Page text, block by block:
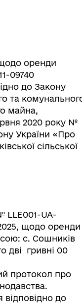
оренди
09740
до Закону
та
майна,
2020 року №
України «Про
сільської
LLE001-UA-
щодо оренди
с. Сошників
дві гривні 00
протокол про
до